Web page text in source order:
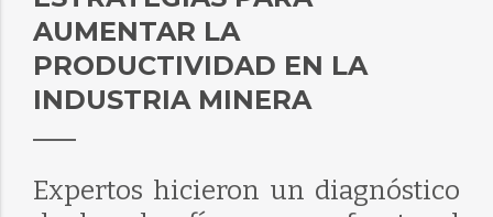
AUMENTAR LA
PRODUCTIVIDAD EN LA
INDUSTRIA MINERA
Expertos hicieron un diagnóstico